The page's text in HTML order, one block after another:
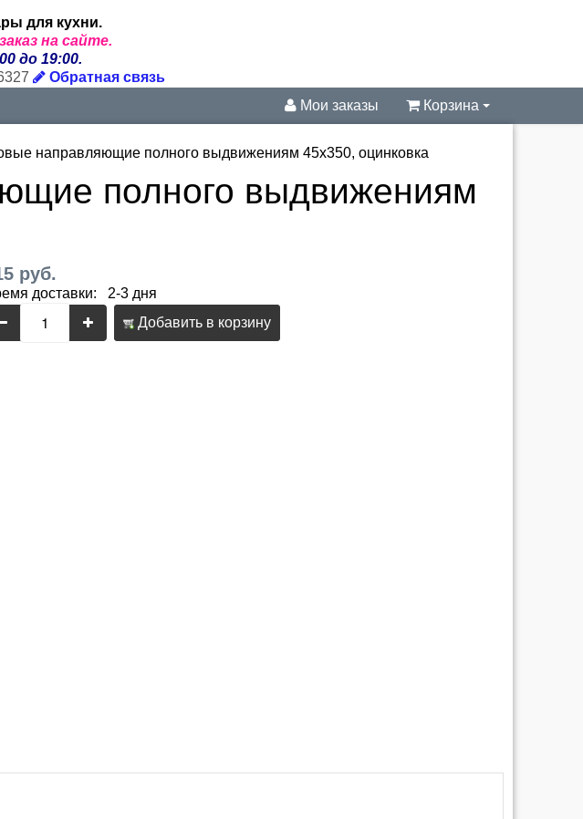
для кухни.
на сайте.
до 19:00.
Обратная связь
Мои заказы Корзина
направляющие полного выдвижениям 45х350, оцинковка
полного выдвижениям
руб.
доставки: 2-3 дня
Добавить в корзину